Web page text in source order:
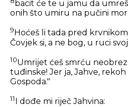
bacit će te u jamu da
onih što umiru na pučini
9 Hoćeš li tada pred
Čovjek si, a ne bog, u ruci
10Umrijet ćeš smrću
tuđinske! Jer ja, Jahve,
Gospoda."
11 I dođe mi riječ Jahvina: